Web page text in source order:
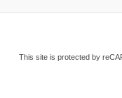
This site is protected by